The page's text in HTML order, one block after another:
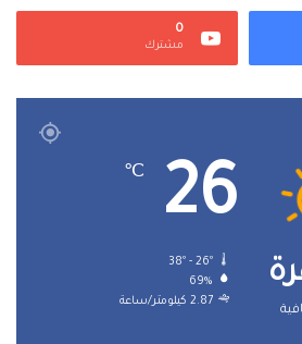
0
مشترك
26
℃
38º - 26º
69%
2.87 كيلومتر/ساعة